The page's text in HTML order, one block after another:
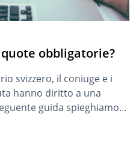
obbligatorie?
svizzero, il coniuge e i
hanno diritto a una
guida spieghiamo
il risarcimento a partire
del 2023.